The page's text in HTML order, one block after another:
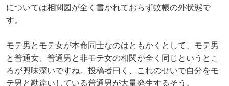
については相関図が全く書かれておらず蚊帳の外状態で
す。
モテ男とモテ女が本命同士なのはともかくとして、モテ男
と普通女、普通男と非モテ女の相関が全く同じというとこ
ろが興味深いですね。投稿者曰く、これのせいで自分をモ
テ男と勘違いしている普通男が大量発生するそう。